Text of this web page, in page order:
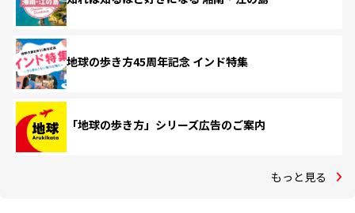
地球の歩き方45周年記念 インド特集
「地球の歩き方」シリーズ広告のご案内
もっと見る